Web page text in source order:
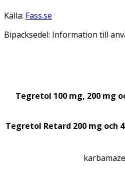
Källa: Fass.se
Bipacksedel: Information till
Tegretol 100 mg, 200 mg
Tegretol Retard 200 mg och